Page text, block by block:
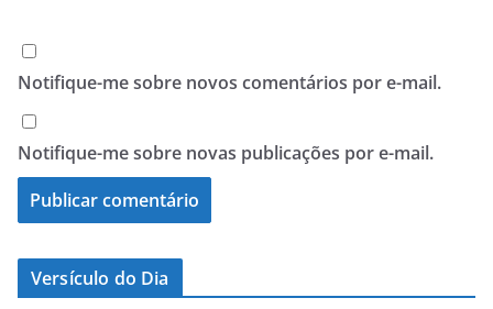
Notifique-me sobre novos comentários por e-mail.
Notifique-me sobre novas publicações por e-mail.
Versículo do Dia